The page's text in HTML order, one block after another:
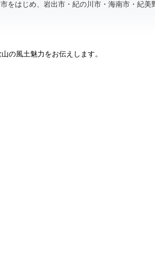
をはじめ、岩出市・紀の川市・海南市・紀美
の風土魅力をお伝えします。